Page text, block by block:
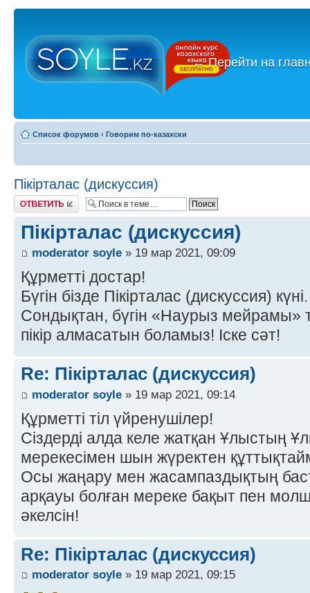
←Перейти на
Список форумов ‹ Говорим по-казахски
Пікірталас (дискуссия)
Ответить
Пікірталас (дискуссия)
moderator soyle » 19 мар 2021, 09:09
Құрметті достар!
Бүгін бізде Пікірталас (дискуссия) күні.
Сондықтан, бүгін «Наурыз мейрамы»
пікір алмасатын боламыз! Іске сәт!
Re: Пікірталас (дискуссия)
moderator soyle » 19 мар 2021, 09:14
Құрметті тіл үйренушілер!
Сіздерді алда келе жатқан Ұлыстың
мерекесімен шын жүректен
Осы жаңару мен жасампаздықтың
арқауы болған мереке бақыт пен
әкелсін!
Re: Пікірталас (дискуссия)
moderator soyle » 19 мар 2021, 09:15